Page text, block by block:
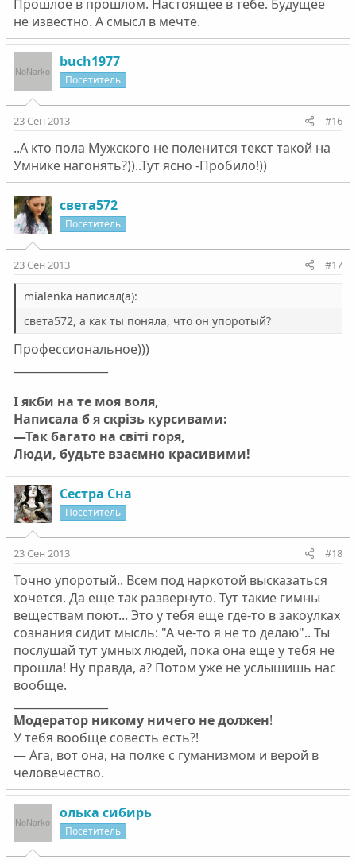
Прошлое в прошлом. Настоящее в тебе. Будущее
не известно. А смысл в мечте.
buch1977
Посетитель
23 Сен 2013 #16
..А кто пола Мужского не поленится текст такой на
Умнике нагонять?))..Тут ясно -Пробило!))
света572
Посетитель
23 Сен 2013 #17
mialenka написал(а):
света572, а как ты поняла, что он упоротый?
Профессиональное)))
І якби на те моя воля,
Написала б я скрізь курсивами:
—Так багато на світі горя,
Люди, будьте взаємно красивими!
Сестра Сна
Посетитель
23 Сен 2013 #18
Точно упоротый.. Всем под наркотой высказаться
хочется. Да еще так развернуто. Тут такие гимны
веществам поют... Это у тебя еще где-то в закоулках
сознания сидит мысль: "А че-то я не то делаю".. Ты
послушай тут умных людей, пока она еще у тебя не
прошла! Ну правда, а? Потом уже не услышишь нас
вообще.
Модератор никому ничего не должен!
У тебя вообще совесть есть?!
— Ага, вот она, на полке с гуманизмом и верой в
человечество.
олька сибирь
Посетитель